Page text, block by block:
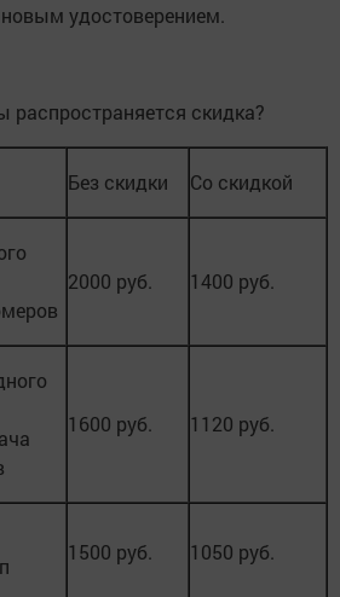
удостоверением.
распространяется скидка?
Без скидки Со скидкой
2000 руб. 1400 руб.
1600 руб. 1120 руб.
1500 руб. 1050 руб.